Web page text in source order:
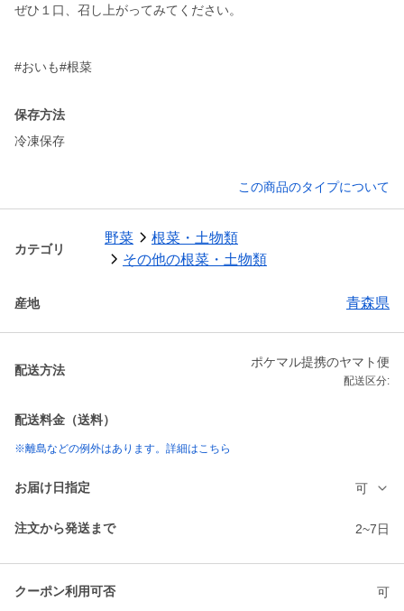
ぜひ１口、召し上がってみてください。
#おいも#根菜
保存方法
冷凍保存
この商品のタイプについて
カテゴリ
野菜
根菜・土物類
その他の根菜・土物類
産地 青森県
配送方法
ポケマル提携のヤマト便
配送区分:
配送料金（送料）
※離島などの例外はあります。詳細はこちら
お届け日指定 可
注文から発送まで 2~7日
クーポン利用可否 可